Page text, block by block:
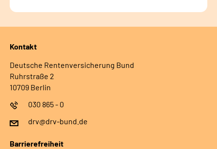
Kontakt
Deutsche Rentenversicherung Bund
Ruhrstraße 2
10709 Berlin
030 865 - 0
drv@drv-bund.de
Barrierefreiheit